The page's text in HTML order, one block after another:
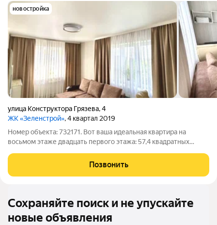
новостройка
улица Конструктора Грязева,4
ЖК «Зеленстрой», 4 квартал 2019
Номер объекта: 732171. Вот ваша идеальная квартира на
восьмом этаже двадцать первого этажа: 57,4 квадратных
комнаты, которые ждут именно вас. Это не просто жилье, а
модный и презентабельный
Позвонить
Сохраняйте поиск и не упускайте
новые объявления